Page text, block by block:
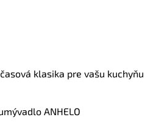
klasika pre vašu kuchyňu
ANHELO